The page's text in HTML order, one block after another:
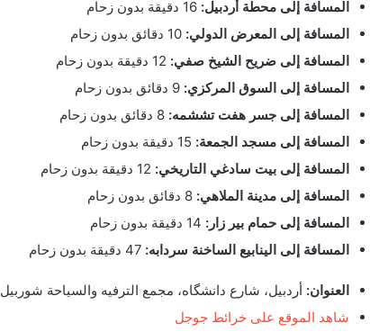
المسافة إلى محطة أردبيل: 16 دقيقة بدون زحام
المسافة إلى المعرض الدولي: 10 دقائق بدون زحام
المسافة إلى ضريح الشيخ صفي:
المسافة إلى السوق المركزي: 9 دقائق بدون زحام
المسافة إلى جسر هفت تششمه: 8 دقائق بدون زحام
المسافة إلى مسجد الجمعة:
المسافة إلى بيت سادغي التاريخي:
المسافة إلى مدينة الملاهي: 8 دقائق بدون زحام
المسافة إلى حمام بير زار:
المسافة إلى الينابيع الساخنة سردابه: 47 دقيقة بدون زحام
العنوان: أردبيل، شارع دانشگاه، مجمع الترفيه والسياحة شوربيل
شاهد الموقع على خرائط جوجل